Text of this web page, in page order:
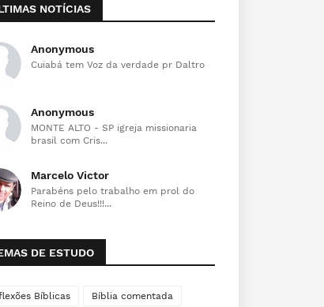
NOTÍCIAS
Anonymous
Cuiabá tem Voz da verdade pr Daltro
Anonymous
MONTE ALTO - SP igreja missionaria
brasil com Cris...
Marcelo Victor
Parabéns pelo trabalho em prol do
Reino de Deus!!!...
DE ESTUDO
Bíblicas Bíblia comentada